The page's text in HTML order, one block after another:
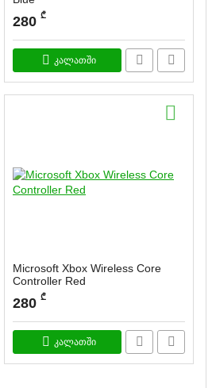
სასაქონლო კოდი:
280 ₾
კალათში
Microsoft Xbox Wireless Core
Controller Red
სასაქონლო კოდი:
280 ₾
კალათში